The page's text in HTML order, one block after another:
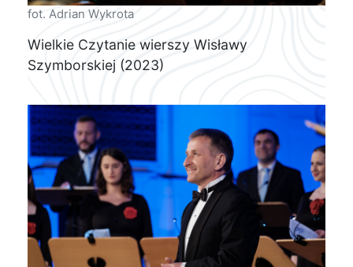
fot. Adrian Wykrota
Wielkie Czytanie wierszy Wisławy
Szymborskiej (2023)